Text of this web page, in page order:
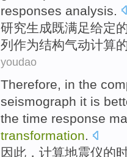
responses analysis.
研究生成既满足给定
列作为结构气动计算
youdao
Therefore, in the
seismograph it is
the time response
transformation.
因此 ， 计算地震仪的